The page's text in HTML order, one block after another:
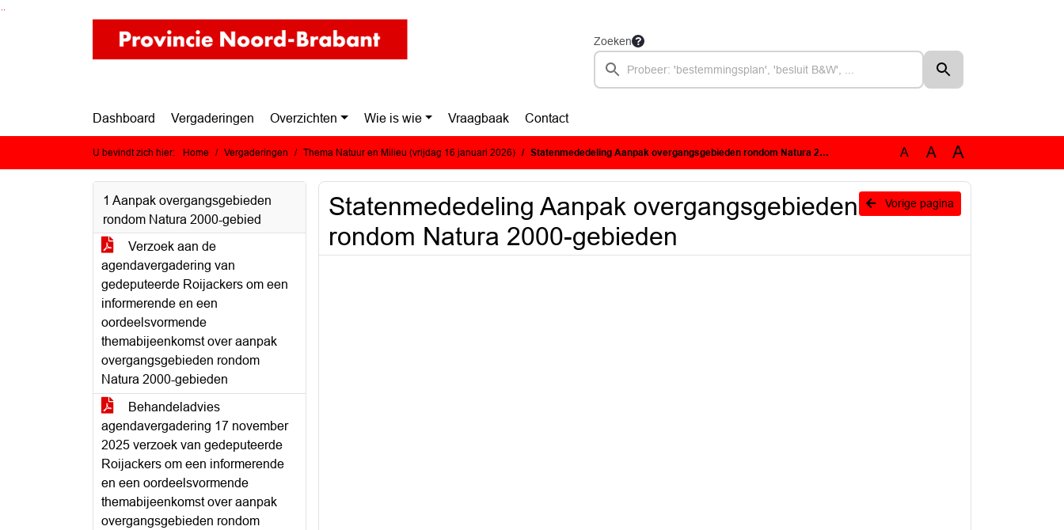
Ga naar de inhoud van deze pagina
Ga naar het zoeken
Ga naar het menu
Zoeken
Dashboard Vergaderingen Overzichten Wie is wie Vraagbaak Contact
U bevindt zich hier: Home Vergaderingen Thema Natuur en Milieu (vrijdag 16 januari 2026) Statenmededeling Aanpak overgangsgebieden rondom Natura 2000-gebieden A A A
1 Aanpak overgangsgebieden
rondom Natura 2000-gebied
Verzoek aan de
agendavergadering van
gedeputeerde Roijackers om een
informerende en een
oordeelsvormende
themabijeenkomst over aanpak
overgangsgebieden rondom
Natura 2000-gebieden
Behandeladvies
agendavergadering 17 november
2025 verzoek van gedeputeerde
Roijackers om een informerende
en een oordeelsvormende
themabijeenkomst over aanpak
overgangsgebieden rondom
Vorige pagina
Statenmededeling Aanpak overgangsgebieden
rondom Natura 2000-gebieden